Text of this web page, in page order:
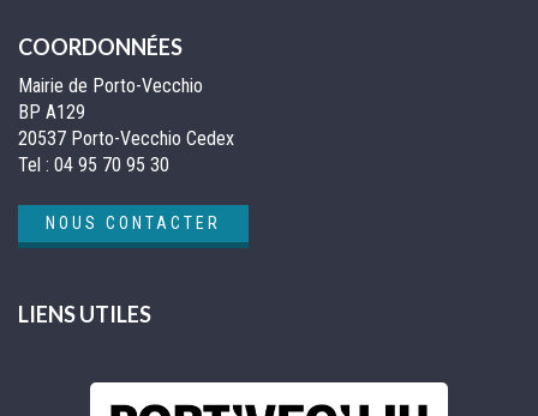
COORDONNÉES
Mairie de Porto-Vecchio
BP A129
20537 Porto-Vecchio Cedex
Tel : 04 95 70 95 30
NOUS CONTACTER
LIENS UTILES